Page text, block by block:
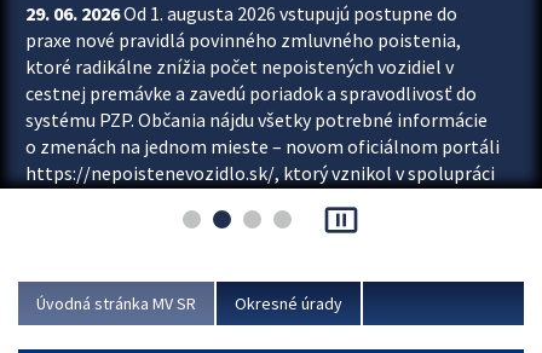
29. 06. 2026Od 1. augusta 2026 vstupujú postupne do
praxe nové pravidlá povinného zmluvného poistenia,
ktoré radikálne znížia počet nepoistených vozidiel v
cestnej premávke a zavedú poriadok a spravodlivosť do
systému PZP. Občania nájdu všetky potrebné informácie
o zmenách na jednom mieste – novom oficiálnom portáli
https://nepoistenevozidlo.sk/, ktorý vznikol v spolupráci
asociácie poisťovní (SLASPO) a Ministerstva vnútra SR.
Viac
pause_presentation
Úvodná stránka MV SR Okresné úrady